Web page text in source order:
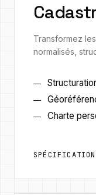
Transformez
normalisés,
Charte